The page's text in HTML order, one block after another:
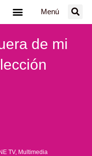
Menú
de mi
TV, Multimedia